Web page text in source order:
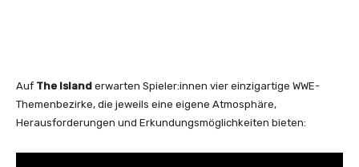
Auf The Island erwarten Spieler:innen vier einzigartige WWE-
Themenbezirke, die jeweils eine eigene Atmosphäre,
Herausforderungen und Erkundungsmöglichkeiten bieten: